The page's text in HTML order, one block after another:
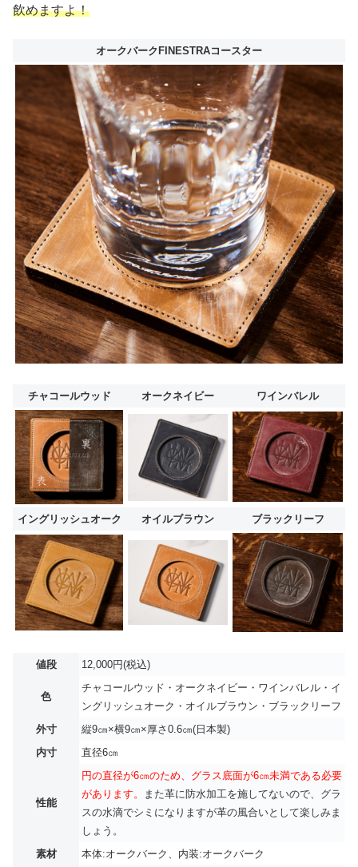
飲めますよ！
オークバークFINESTRAコースター
チャコールウッド オークネイビー ワインバレル
イングリッシュオーク オイルブラウン ブラックリーフ
値段 12,000円(税込)
色
チャコールウッド・オークネイビー・ワインバレル・イ
ングリッシュオーク・オイルブラウン・ブラックリーフ
外寸
縦9㎝×横9㎝×厚さ0.6㎝(日本製)
内寸
直径6㎝
性能
円の直径が6㎝のため、グラス底面が6㎝未満である必要
があります。
また革に防水加工を施してないので、グラ
スの水滴でシミになりますが革の風合いとして楽しみま
しょう。
素材
本体:オークバーク、内装:オークバーク